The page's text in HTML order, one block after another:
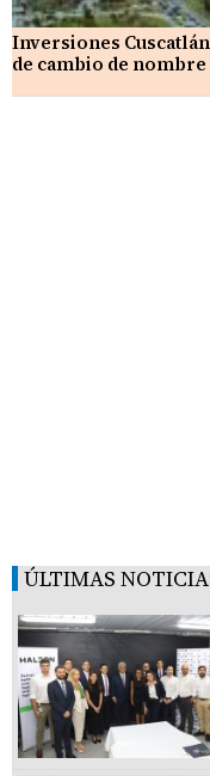
Inversiones
de cambio de
ÚLTIMAS